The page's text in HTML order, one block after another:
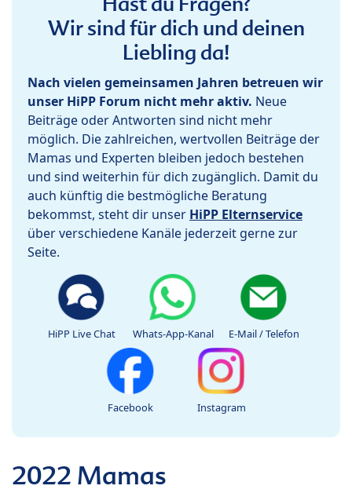
Wir sind für dich und deinen
Liebling da!
Nach vielen gemeinsamen Jahren betreuen wir
unser HiPP Forum nicht mehr aktiv. Neue
Beiträge oder Antworten sind nicht mehr
möglich. Die zahlreichen, wertvollen Beiträge der
Mamas und Experten bleiben jedoch bestehen
und sind weiterhin für dich zugänglich. Damit du
auch künftig die bestmögliche Beratung
bekommst, steht dir unser HiPP Elternservice
über verschiedene Kanäle jederzeit gerne zur
Seite.
HiPP Live Chat Whats-App-Kanal E-Mail / Telefon
Facebook Instagram
2022 Mamas